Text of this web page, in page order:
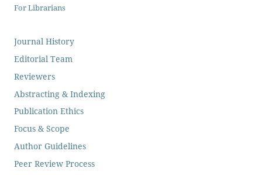
For Librarians
Journal History
Editorial Team
Reviewers
Abstracting & Indexing
Publication Ethics
Focus & Scope
Author Guidelines
Peer Review Process